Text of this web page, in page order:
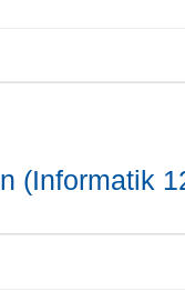
(Informatik